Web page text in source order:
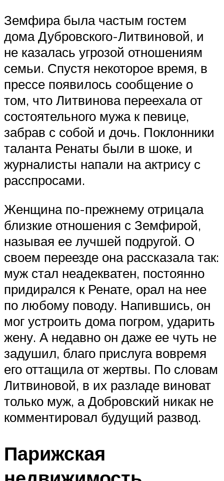
Земфира была частым гостем
дома Дубровского-Литвиновой, и
не казалась угрозой отношениям
семьи. Спустя некоторое время, в
прессе появилось сообщение о
том, что Литвинова переехала от
состоятельного мужа к певице,
забрав с собой и дочь. Поклонники
таланта Ренаты были в шоке, и
журналисты напали на актрису с
расспросами.
Женщина по-прежнему отрицала
близкие отношения с Земфирой,
называя ее лучшей подругой. О
своем переезде она рассказала так:
муж стал неадекватен, постоянно
придирался к Ренате, орал на нее
по любому поводу. Напившись, он
мог устроить дома погром, ударить
жену. А недавно он даже ее чуть не
задушил, благо прислуга вовремя
его оттащила от жертвы. По словам
Литвиновой, в их разладе виноват
только муж, а Добровский никак не
комментировал будущий развод.
Парижская